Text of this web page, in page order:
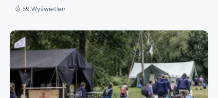
59 Wyświetleń